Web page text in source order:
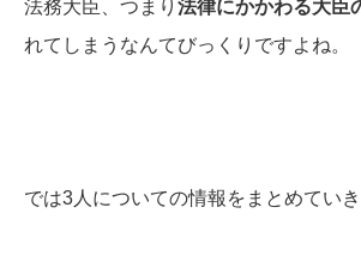
法務大臣、つまり 法律にかかわる大臣
れてしまうなんてびっくりですよね。
では3人についての情報をまとめていき